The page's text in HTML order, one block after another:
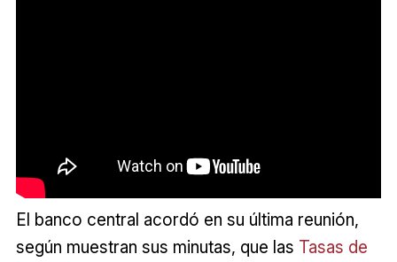
El banco central acordó en su última reunión,
según muestran sus minutas, que las Tasas de